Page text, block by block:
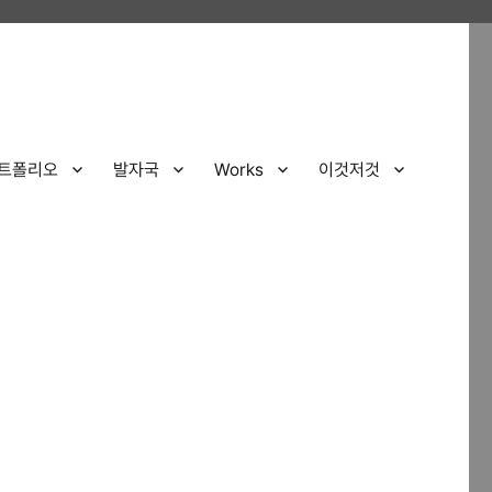
폴리오 발자국 Works 이것저것